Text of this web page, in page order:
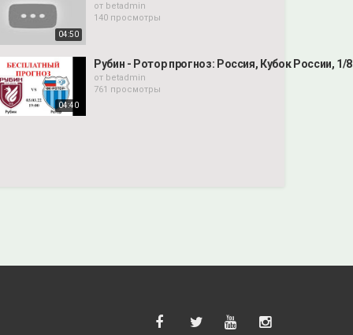
04:50
от betadmin
140 просмотры
04:40
Рубин - Ротор прогноз: Россия, Кубок России,
от betadmin
761 просмотры